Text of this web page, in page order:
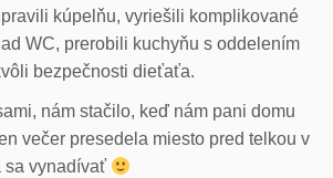
kúpelňu, vyriešili komplikované
WC, prerobili kuchyňu s oddelením
bezpečnosti dieťaťa.
nám stačilo, keď nám pani domu
večer presedela miesto pred telkou v
sa vynadívať